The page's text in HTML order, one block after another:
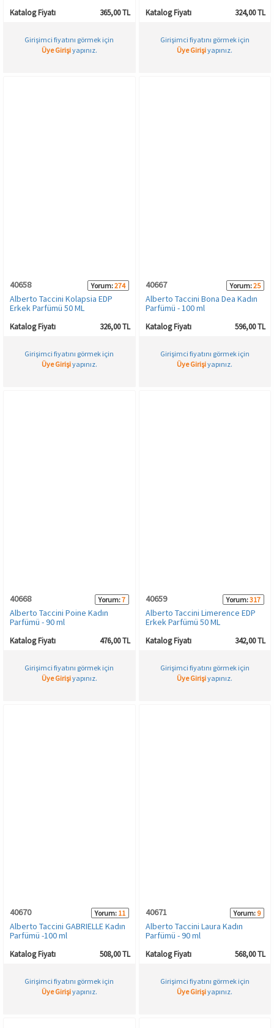
Katalog Fiyatı 365,00 TL
Girişimci fiyatını görmek için
Üye Girişiyapınız.
Katalog Fiyatı 324,00 TL
Girişimci fiyatını görmek için
Üye Girişiyapınız.
40658 Yorum:274
Alberto Taccini Kolapsia EDP
Erkek Parfümü 50 ML
Katalog Fiyatı 326,00 TL
Girişimci fiyatını görmek için
Üye Girişiyapınız.
40667 Yorum:25
Alberto Taccini Bona Dea Kadın
Parfümü - 100 ml
Katalog Fiyatı 596,00 TL
Girişimci fiyatını görmek için
Üye Girişiyapınız.
40668 Yorum:7
Alberto Taccini Poine Kadın
Parfümü - 90 ml
Katalog Fiyatı 476,00 TL
Girişimci fiyatını görmek için
Üye Girişiyapınız.
40659 Yorum:317
Alberto Taccini Limerence EDP
Erkek Parfümü 50 ML
Katalog Fiyatı 342,00 TL
Girişimci fiyatını görmek için
Üye Girişiyapınız.
40670 Yorum: 11
Alberto Taccini GABRIELLE Kadın
Parfümü -100 ml
Katalog Fiyatı 508,00 TL
Girişimci fiyatını görmek için
Üye Girişiyapınız.
40671 Yorum: 9
Alberto Taccini Laura Kadın
Parfümü - 90 ml
Katalog Fiyatı 568,00 TL
Girişimci fiyatını görmek için
Üye Girişiyapınız.